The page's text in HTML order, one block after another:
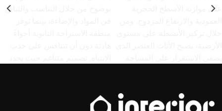
الفسيحة، تعمل مقاعد الصالة
المنخفضة وطاولة دائرية على تحقيق
منطقة النوم بوضوح من خلال